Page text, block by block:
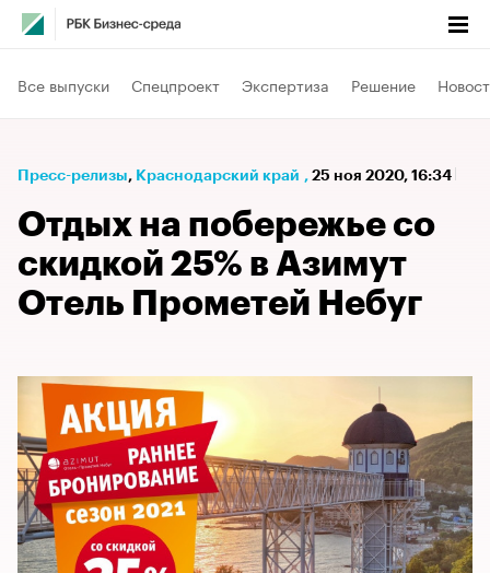
Все выпуски Спецпроект Экспертиза Решение
Пресс-релизы⁠, Краснодарский край , 25 ноя 2020, 16:34
Отдых на побережье со
скидкой 25% в Азимут
Отель Прометей Небуг